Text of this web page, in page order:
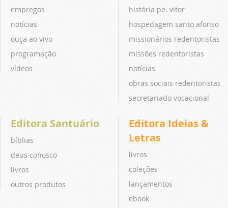
empregos
notícias
ouça ao vivo
programação
vídeos
história pe. vitor
hospedagem santo afonso
missionários redentoristas
missões redentoristas
notícias
obras sociais redentoristas
secretariado vocacional
Editora Santuário
bíblias
deus conosco
livros
outros produtos
Editora Ideias &
Letras
livros
coleções
lançamentos
ebook